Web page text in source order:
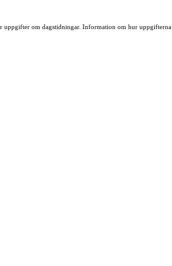
uppgifter om dagstidningar. Information om hur